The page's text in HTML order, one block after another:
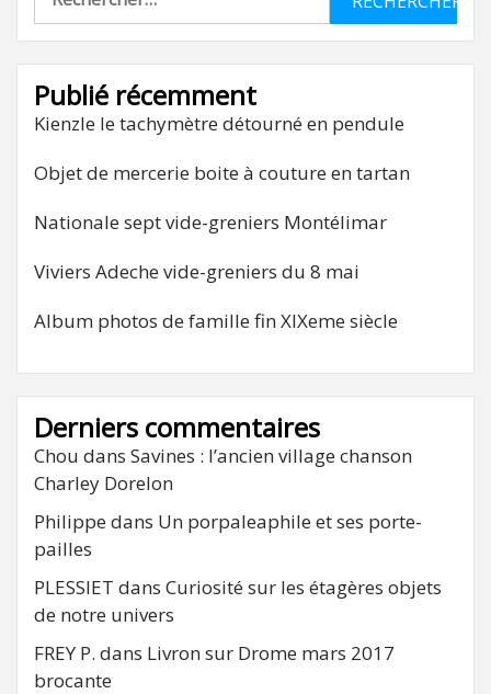
Publié récemment
Kienzle le tachymètre détourné en pendule
Objet de mercerie boite à couture en tartan
Nationale sept vide-greniers Montélimar
Viviers Adeche vide-greniers du 8 mai
Album photos de famille fin XIXeme siècle
Derniers commentaires
Chou dans Savines : l’ancien village chanson
Charley Dorelon
Philippe dans Un porpaleaphile et ses porte-
pailles
PLESSIET dans Curiosité sur les étagères objets
de notre univers
FREY P. dans Livron sur Drome mars 2017
brocante